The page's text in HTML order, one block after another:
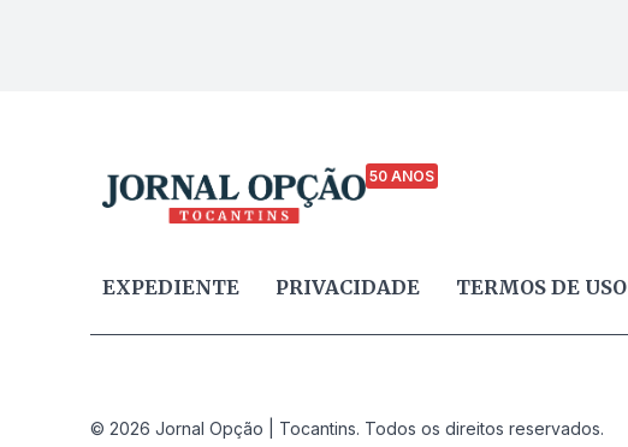
50 ANOS
EXPEDIENTE PRIVACIDADE TERMOS DE USO
© 2026 Jornal Opção | Tocantins. Todos os direitos reservados.